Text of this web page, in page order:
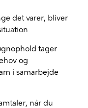
det varer, bliver
tager
og
i samarbejde
når du